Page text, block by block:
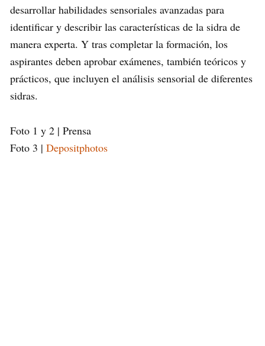
desarrollar habilidades sensoriales avanzadas para
identificar y describir las características de la sidra de
manera experta. Y tras completar la formación, los
aspirantes deben aprobar exámenes, también teóricos y
prácticos, que incluyen el análisis sensorial de diferentes
sidras.
Foto 1 y 2 | Prensa
Foto 3 | Depositphotos